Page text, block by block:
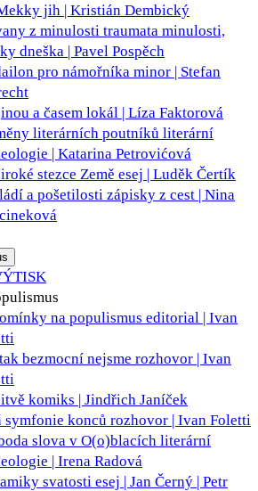
jih | Kristián Dembický
z minulosti traumata minulosti,
dneška | Pavel Pospěch
pro námořníka minor | Stefan
a časem lokál | Líza Faktorová
literárních poutníků literární
| Katarina Petrovićová
stezce Země esej | Luděk Čertík
a pošetilosti zápisky z cest | Nina
na populismus editorial | Ivan
bezmocní nejsme rozhovor | Ivan
komiks | Jindřich Janíček
symfonie konců rozhovor | Ivan Foletti
slova v O(o)blacích literární
| Irena Radová
svatosti esej | Jan Černý | Petr